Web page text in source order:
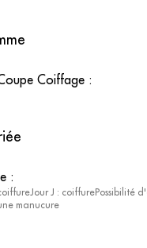
Coiffage :
:
coiffureJour J : coiffurePossibilité
manucure